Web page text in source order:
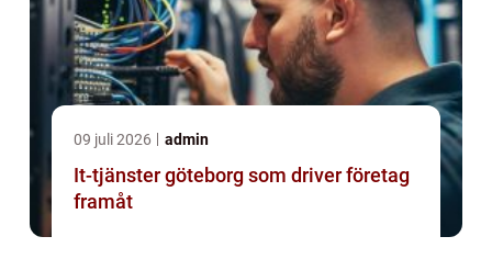
09 juli 2026 admin
It-tjänster göteborg som driver företag
framåt